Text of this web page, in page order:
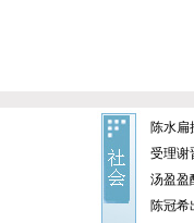
陈水扁
受理谢
汤盈盈
陈冠希